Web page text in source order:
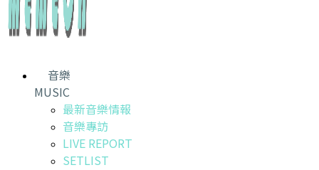
音樂
MUSIC
最新音樂情報
音樂專訪
LIVE REPORT
SETLIST